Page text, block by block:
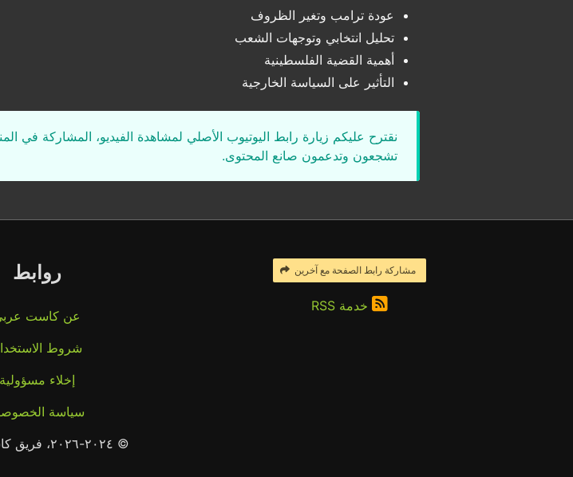
عودة ترامب وتغير الظروف
تحليل انتخابي وتوجهات الشعب
أهمية القضية الفلسطينية
التأثير على السياسة الخارجية
نقترح عليكم زيارة رابط اليوتيوب الأصلي لمشاهدة الفيديو، المشاركة في
تشجعون وتدعمون صانع المحتوى.
مشاركة رابط الصفحة مع آخرين
خدمة RSS
روابط
عن كاست
شروط
إخلاء مسؤولية
سياسة
© ٢٠٢٤-٢٠٢٦، فريق كاست عربي